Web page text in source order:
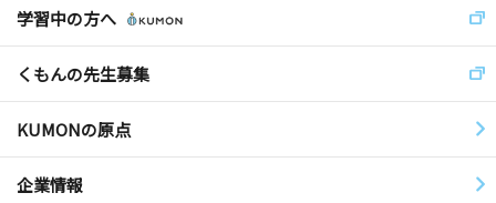
学習中の方へ
くもんの先生募集
KUMONの原点
企業情報